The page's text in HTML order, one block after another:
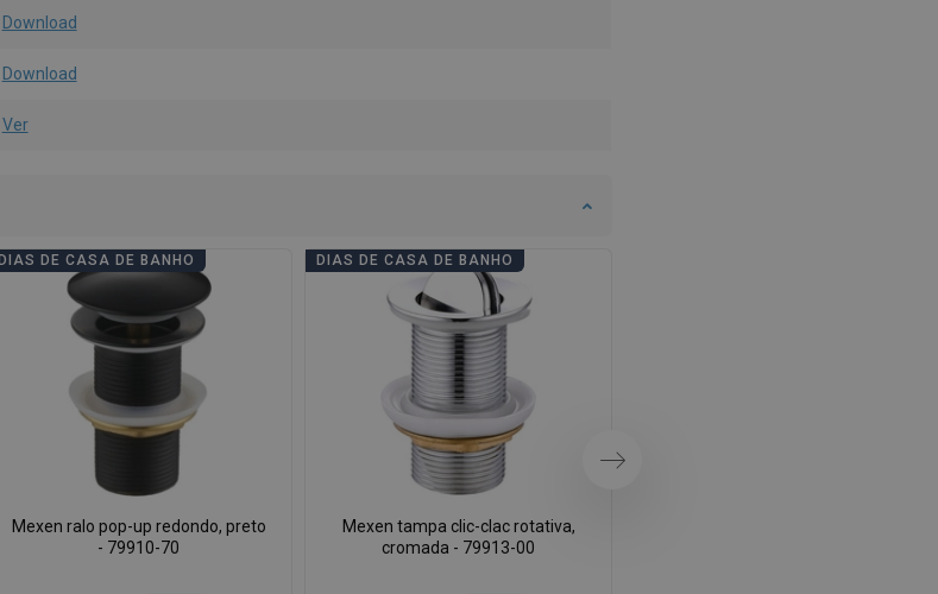
Download
Download
Ver
DIAS DE CASA DE BANHO
Mexen ralo pop-up redondo, preto
- 79910-70
DIAS DE CASA DE BANHO
Mexen tampa clic-clac rotativa,
cromada - 79913-00
Próximo
GREEK
SLOVENIAN